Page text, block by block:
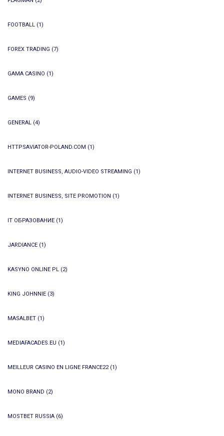
FOOTBALL (1)
FOREX TRADING (7)
GAMA CASINO (1)
GAMES (9)
GENERAL (4)
HTTPSAVIATOR-POLAND.COM (1)
INTERNET BUSINESS, AUDIO-VIDEO STREAMING (1)
INTERNET BUSINESS, SITE PROMOTION (1)
IT ОБРАЗОВАНИЕ (1)
JARDIANCE (1)
KASYNO ONLINE PL (2)
KING JOHNNIE (3)
MASALBET (1)
MEDIAFACADES.EU (1)
MEILLEUR CASINO EN LIGNE FRANCE22(1)
MONO BRAND (2)
MOSTBET RUSSIA (6)